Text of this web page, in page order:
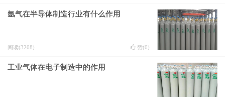
氩气在半导体制造行业有什么作用
阅读(3208) 赞(0)
工业气体在电子制造中的作用